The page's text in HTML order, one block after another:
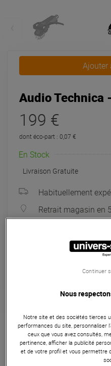
Audio Technica
199 €
dont éco-part : 0,07 €
En Stock
Livraison Gratuite
Habituellement
Retrait magasin en
à Univers-sons
4x 10x 12x
/ mois
Platine DJ
L'Audio-Technica AT-XP7/H
Nous
Notre site et des sociétés tierces
performances du site, personnaliser
ceux que vous avez consultés,
pertinence, afficher la publicité
et de votre profil et vous permettre
Continuer